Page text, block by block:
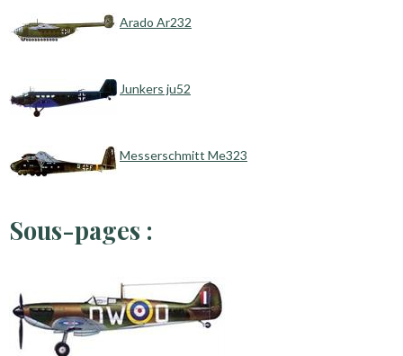
Arado Ar232
Junkers ju52
Messerschmitt Me323
Sous-pages :